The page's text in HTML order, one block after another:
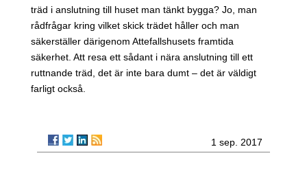
träd i anslutning till huset man tänkt bygga? Jo, man
rådfrågar kring vilket skick trädet håller och man
säkerställer därigenom Attefallshusets framtida
säkerhet. Att resa ett sådant i nära anslutning till ett
ruttnande träd, det är inte bara dumt – det är väldigt
farligt också.
1 sep. 2017